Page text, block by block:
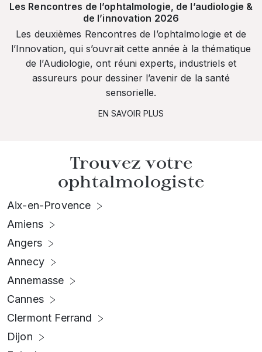
Les Rencontres de l’ophtalmologie, de l’audiologie &
de l’innovation 2026
Les deuxièmes Rencontres de l’ophtalmologie et de
l’Innovation, qui s’ouvrait cette année à la thématique
de l’Audiologie, ont réuni experts, industriels et
assureurs pour dessiner l’avenir de la santé
sensorielle.
EN SAVOIR PLUS
Trouvez votre
ophtalmologiste
Aix-en-Provence
Amiens
Angers
Annecy
Annemasse
Cannes
Clermont Ferrand
Dijon